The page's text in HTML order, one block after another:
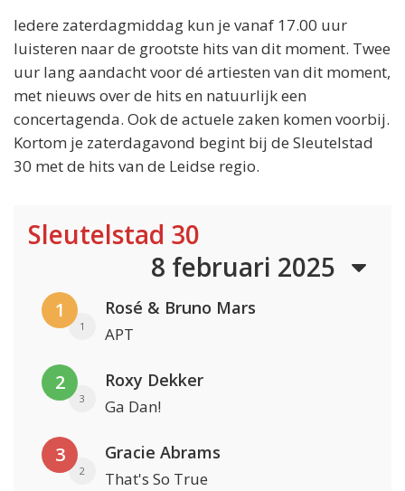
Iedere zaterdagmiddag kun je vanaf 17.00 uur
luisteren naar de grootste hits van dit moment. Twee
uur lang aandacht voor dé artiesten van dit moment,
met nieuws over de hits en natuurlijk een
concertagenda. Ook de actuele zaken komen voorbij.
Kortom je zaterdagavond begint bij de Sleutelstad
30 met de hits van de Leidse regio.
Sleutelstad 30
8 februari 2025
1
1
Rosé & Bruno Mars
APT
2
3
Roxy Dekker
Ga Dan!
3
2
Gracie Abrams
That's So True